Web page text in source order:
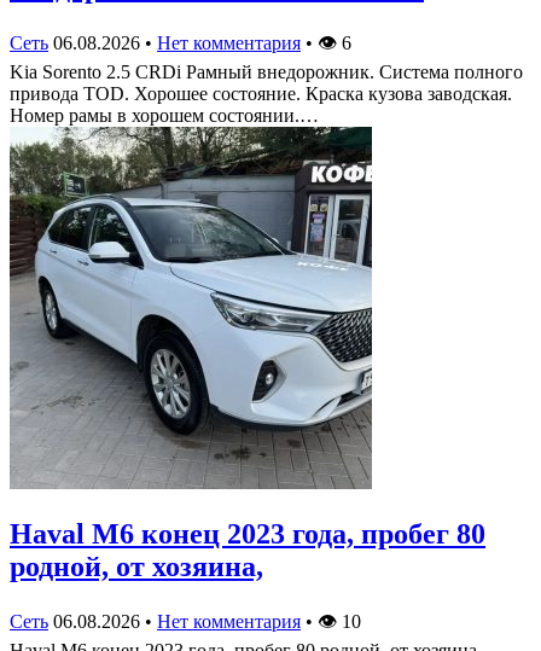
Сеть 06.08.2026 • Нет комментария • 👁 6
Kia Sorento 2.5 CRDi Рамный внедорожник. Система полного
привода TOD. Хорошее состояние. Краска кузова заводская.
Номер рамы в хорошем состоянии.…
Haval M6 конец 2023 года, пробег 80
родной, от хозяина,
Сеть 06.08.2026 • Нет комментария • 👁 10